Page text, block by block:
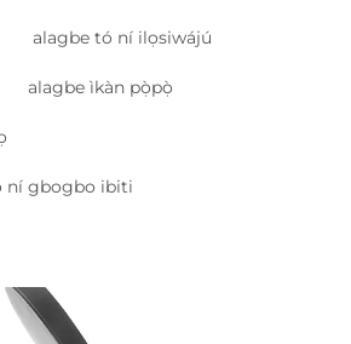
alagbe tó ní ilọsiwájú
alagbe ìkàn pọ̀pọ̀
ní gbogbo ibiti